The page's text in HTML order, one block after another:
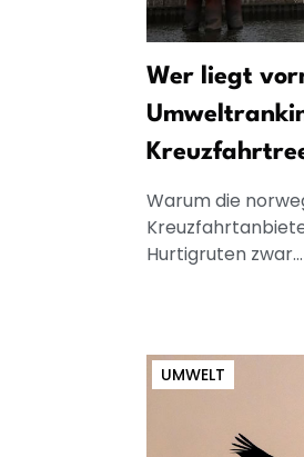
Wer liegt
Warum die
Hurtigruten zwar...
UMWELT